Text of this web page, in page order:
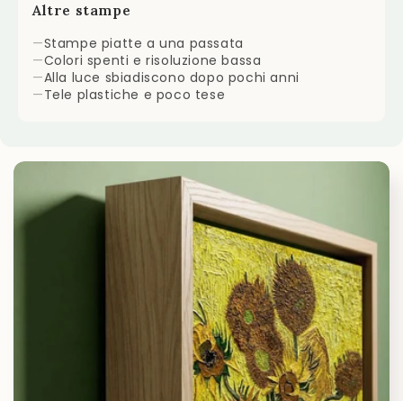
Altre stampe
—Stampe piatte a una passata
—Colori spenti e risoluzione bassa
—Alla luce sbiadiscono dopo pochi anni
—Tele plastiche e poco tese